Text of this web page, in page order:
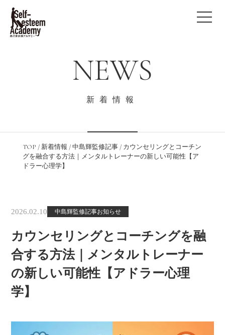
NEWS
新着情報
TOP / 新着情報 /中島輝監修記事/ カウンセリングとコーチン
グを融合する方法｜メンタルトレーナーの新しい可能性【ア
ドラー心理学】
2026.02.10 中島輝監修記事お知らせ
カウンセリングとコーチングを融
合する方法｜メンタルトレーナー
の新しい可能性【アドラー心理
学】